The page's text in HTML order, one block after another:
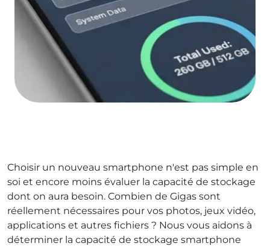
Choisir un nouveau smartphone n'est pas simple en
soi et encore moins évaluer la capacité de stockage
dont on aura besoin. Combien de Gigas sont
réellement nécessaires pour vos photos, jeux vidéo,
applications et autres fichiers ? Nous vous aidons à
déterminer la capacité de stockage smartphone